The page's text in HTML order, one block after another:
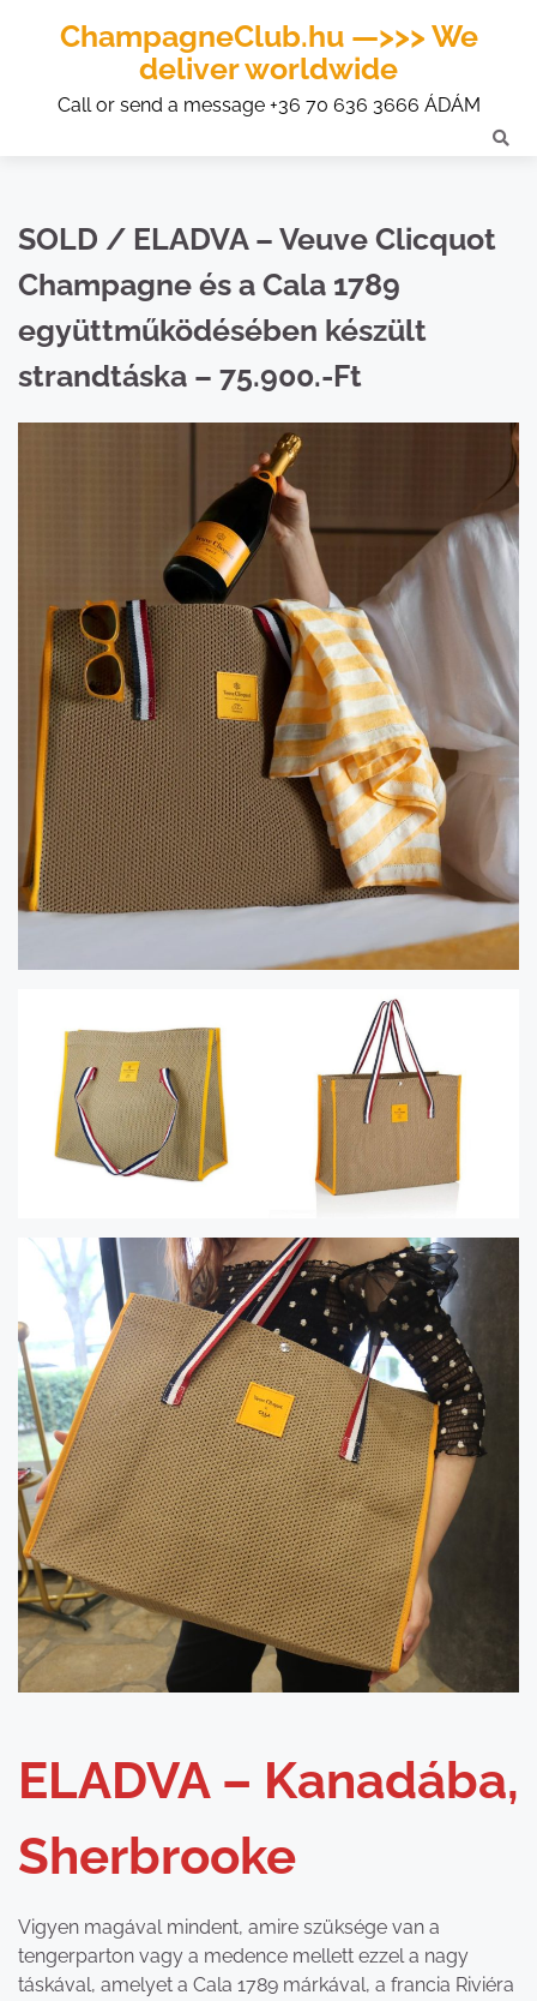
ChampagneClub.hu —>>> We
deliver worldwide
Call or send a message +36 70 636 3666 ÁDÁM
SOLD / ELADVA – Veuve Clicquot
Champagne és a Cala 1789
együttműködésében készült
strandtáska – 75.900.-Ft
ELADVA – Kanadába,
Sherbrooke
Vigyen magával mindent, amire szüksége van a
tengerparton vagy a medence mellett ezzel a nagy
táskával, amelyet a Cala 1789 márkával, a francia Riviéra